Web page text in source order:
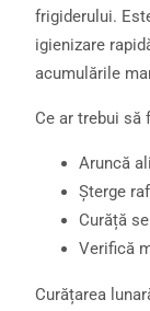
frigiderului.
igienizare
acumulările
Ce ar trebui să
Aruncă
Șterge
Curăță
Verifică
Curățarea